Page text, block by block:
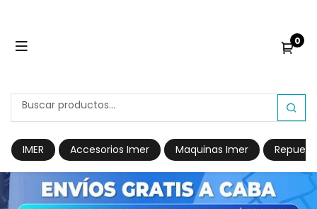
0
IMER Accesorios Imer Maquinas Imer